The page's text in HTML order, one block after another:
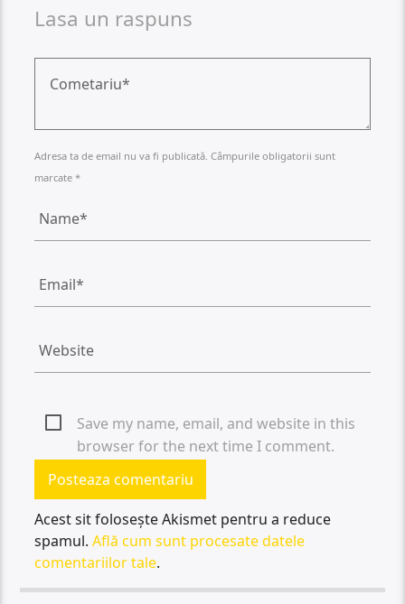
Lasa un raspuns
Adresa ta de email nu va fi publicată. Câmpurile obligatorii sunt
marcate *
Save my name, email, and website in this
browser for the next time I comment.
Acest sit folosește Akismet pentru a reduce
spamul.Află cum sunt procesate datele
comentariilor tale.